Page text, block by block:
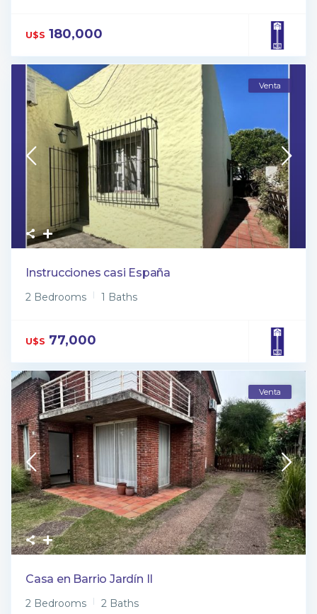
U$S 180,000
Venta
Instrucciones casi España
2 Bedrooms 1 Baths
U$S 77,000
Venta
Casa en Barrio Jardín II
2 Bedrooms 2 Baths